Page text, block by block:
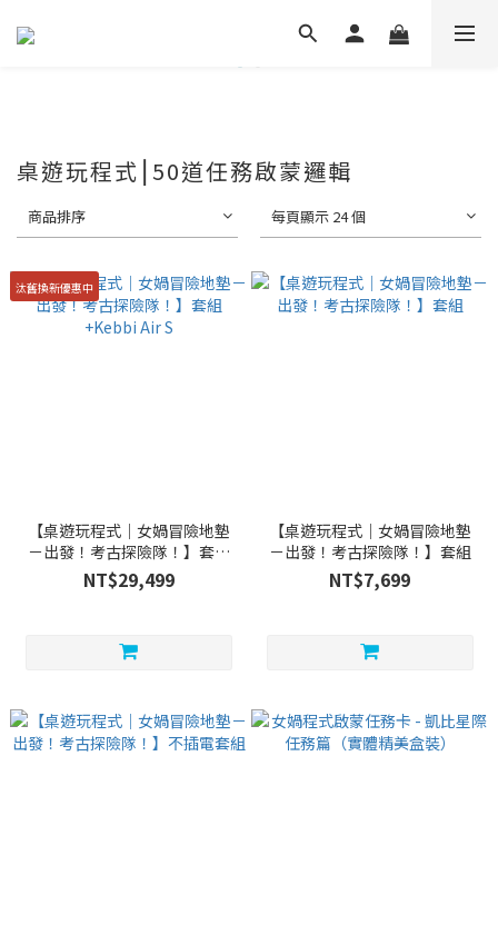
桌遊玩程式⎮50道任務啟蒙邏輯
商品排序 每頁顯示 24 個
汰舊換新優惠中
【桌遊玩程式｜女媧冒險地墊
－出發！考古探險隊！】套組
+Kebbi Air S
NT$29,499
【桌遊玩程式｜女媧冒險地墊
－出發！考古探險隊！】套組
NT$7,699